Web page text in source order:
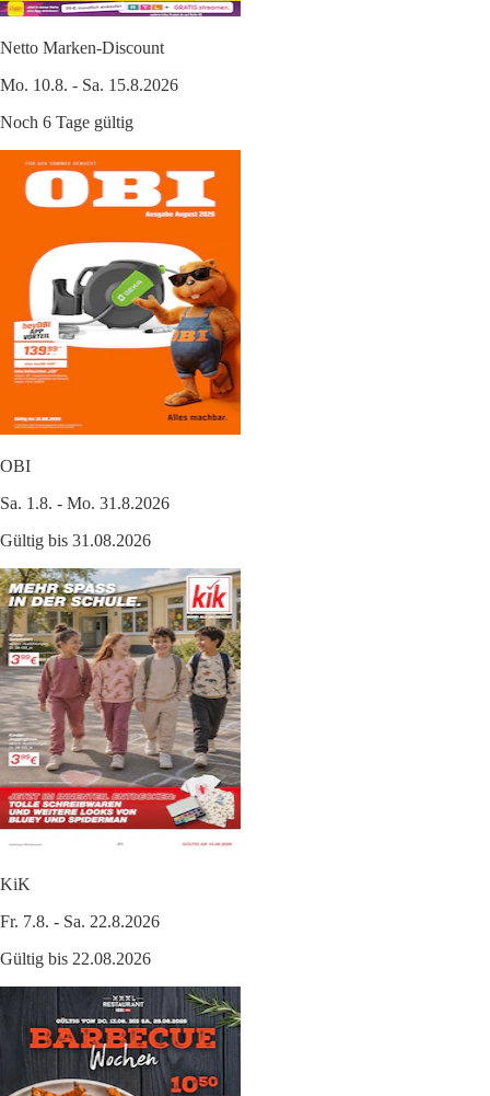
Netto Marken-Discount
Mo. 10.8. - Sa. 15.8.2026
Noch 6 Tage gültig
OBI
Sa. 1.8. - Mo. 31.8.2026
Gültig bis 31.08.2026
KiK
Fr. 7.8. - Sa. 22.8.2026
Gültig bis 22.08.2026